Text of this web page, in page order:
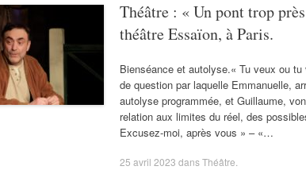
Théâtre : « Un pont trop
théâtre Essaïon, à Paris.
Bienséance et autolyse.« Tu veux ou
de question par laquelle Emmanuelle,
autolyse programmée, et Guillaume,
relation aux limites du réel, des
Excusez-moi, après vous » – «…
25 avril 2023 dansThéâtre